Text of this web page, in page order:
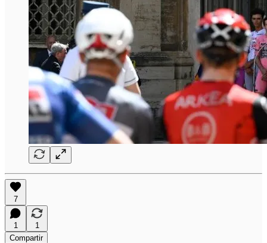
7
1
1
Compartir